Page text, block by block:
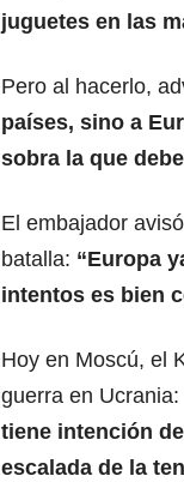
juguetes en las
Pero al hacerlo,
países, sino a
sobra la que
El embajador
batalla: “Europa
intentos es bien
Hoy en Moscú, el
guerra en Ucrania:
tiene intención
escalada de la